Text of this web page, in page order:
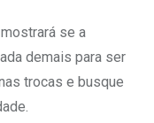
se a
demais para ser
trocas e busque